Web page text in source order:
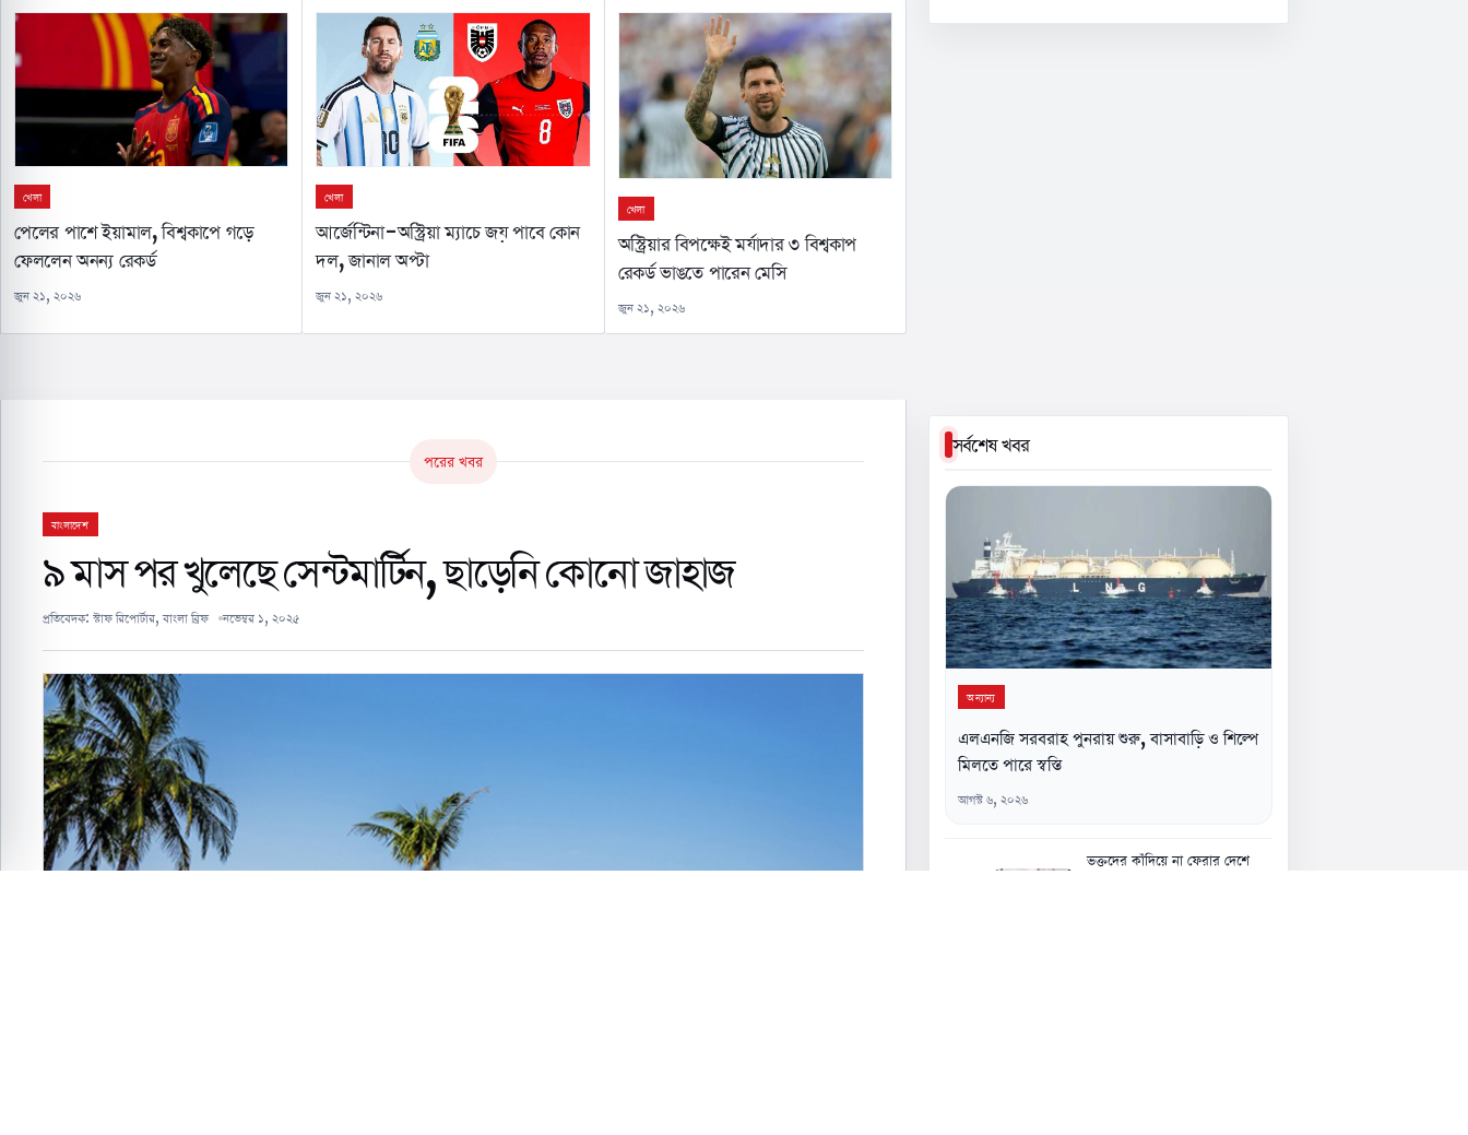
খেলা
পেলের পাশে ইয়ামাল, বিশ্বকাপে গড়ে
ফেললেন অনন্য রেকর্ড
জুন ২১, ২০২৬
খেলা
আর্জেন্টিনা-অস্ট্রিয়া ম্যাচে জয় পাবে কোন
দল, জানাল অপ্টা
জুন ২১, ২০২৬
খেলা
অস্ট্রিয়ার বিপক্ষেই মর্যাদার ৩ বিশ্বকাপ
রেকর্ড ভাঙতে পারেন মেসি
জুন ২১, ২০২৬
পরের খবর
বাংলাদেশ
৯ মাস পর খুলেছে সেন্টমার্টিন, ছাড়েনি কোনো জাহাজ
প্রতিবেদক: স্টাফ রিপোর্টার, বাংলা ব্রিফ নভেম্বর ১, ২০২৫
সর্বশেষ খবর
অন্যান্য
এলএনজি সরবরাহ পুনরায় শুরু, বাসাবাড়ি ও শিল্পে
মিলতে পারে স্বস্তি
আগস্ট ৬, ২০২৬
ভক্তদের কাঁদিয়ে না ফেরার দেশে